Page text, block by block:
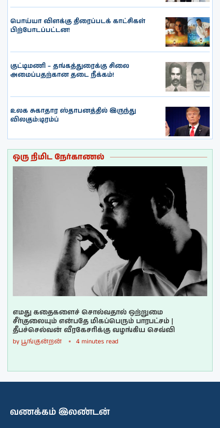
பொய்யா விளக்கு திரைப்படக் காட்சிகள்
பிற்போடப்பட்டன!
குட்டிமணி – தங்கத்துரைக்கு சிலை
அமைப்பதற்கான தடை நீக்கம்!
உலக சுகாதார ஸ்தாபனத்தில் இருந்து
விலகும்:டிரம்ப்
ஒரு நிமிட நேர்காணல்
எமது கதைகளைச் சொல்வதால் ஒற்றுமை
சீர்குலையும் என்பதே மிகப்பெரும் பாரபட்சம் |
தீபச்செல்வன் வீரகேசரிக்கு வழங்கிய செவ்வி
by பூங்குன்றன் 4 minutes read
வணக்கம் இலண்டன்